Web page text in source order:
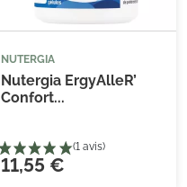
NUTERGIA
Nutergia ErgyAlleR’
Confort...
11,55 €